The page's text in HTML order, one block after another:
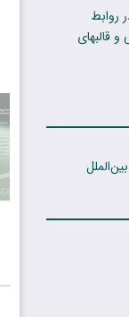
روابط
و قالبهای